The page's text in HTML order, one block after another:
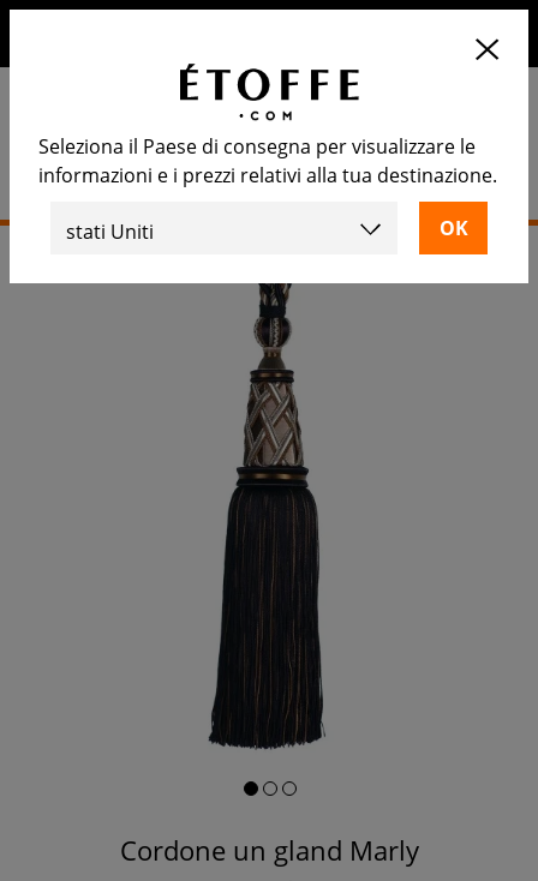
Cordone un gland Marly
Seleziona il Paese di consegna per visualizzare le
informazioni e i prezzi relativi alla tua destinazione.